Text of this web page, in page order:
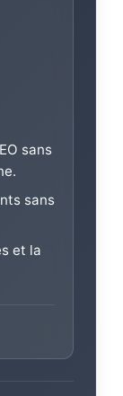
sans
sans
et la